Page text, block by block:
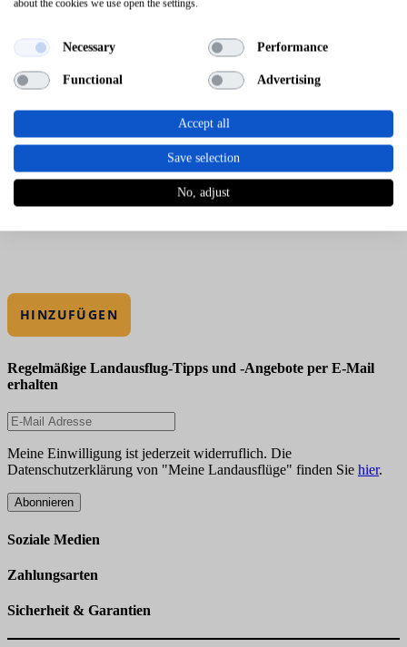
HINZUFÜGEN
Regelmäßige Landausflug-Tipps und -Angebote per E-Mail
erhalten
Meine Einwilligung ist jederzeit widerruflich. Die
Datenschutzerklärung von "Meine Landausflüge" finden Sie hier.
Abonnieren
Soziale Medien
Zahlungsarten
Sicherheit & Garantien
about the cookies we use open the settings.
Necessary Performance
Functional Advertising
Accept all
Save selection
No, adjust